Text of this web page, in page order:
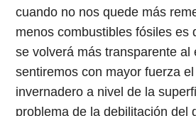
cuando no nos quede más
menos combustibles fósiles es
se volverá más transparente al
sentiremos con mayor fuerza
invernadero a nivel de la
problema de la debilitación del